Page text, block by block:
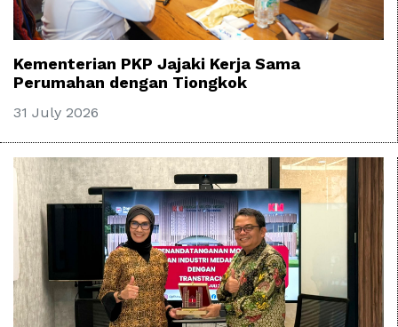
Kementerian PKP Jajaki Kerja Sama
Perumahan dengan Tiongkok
31 July 2026